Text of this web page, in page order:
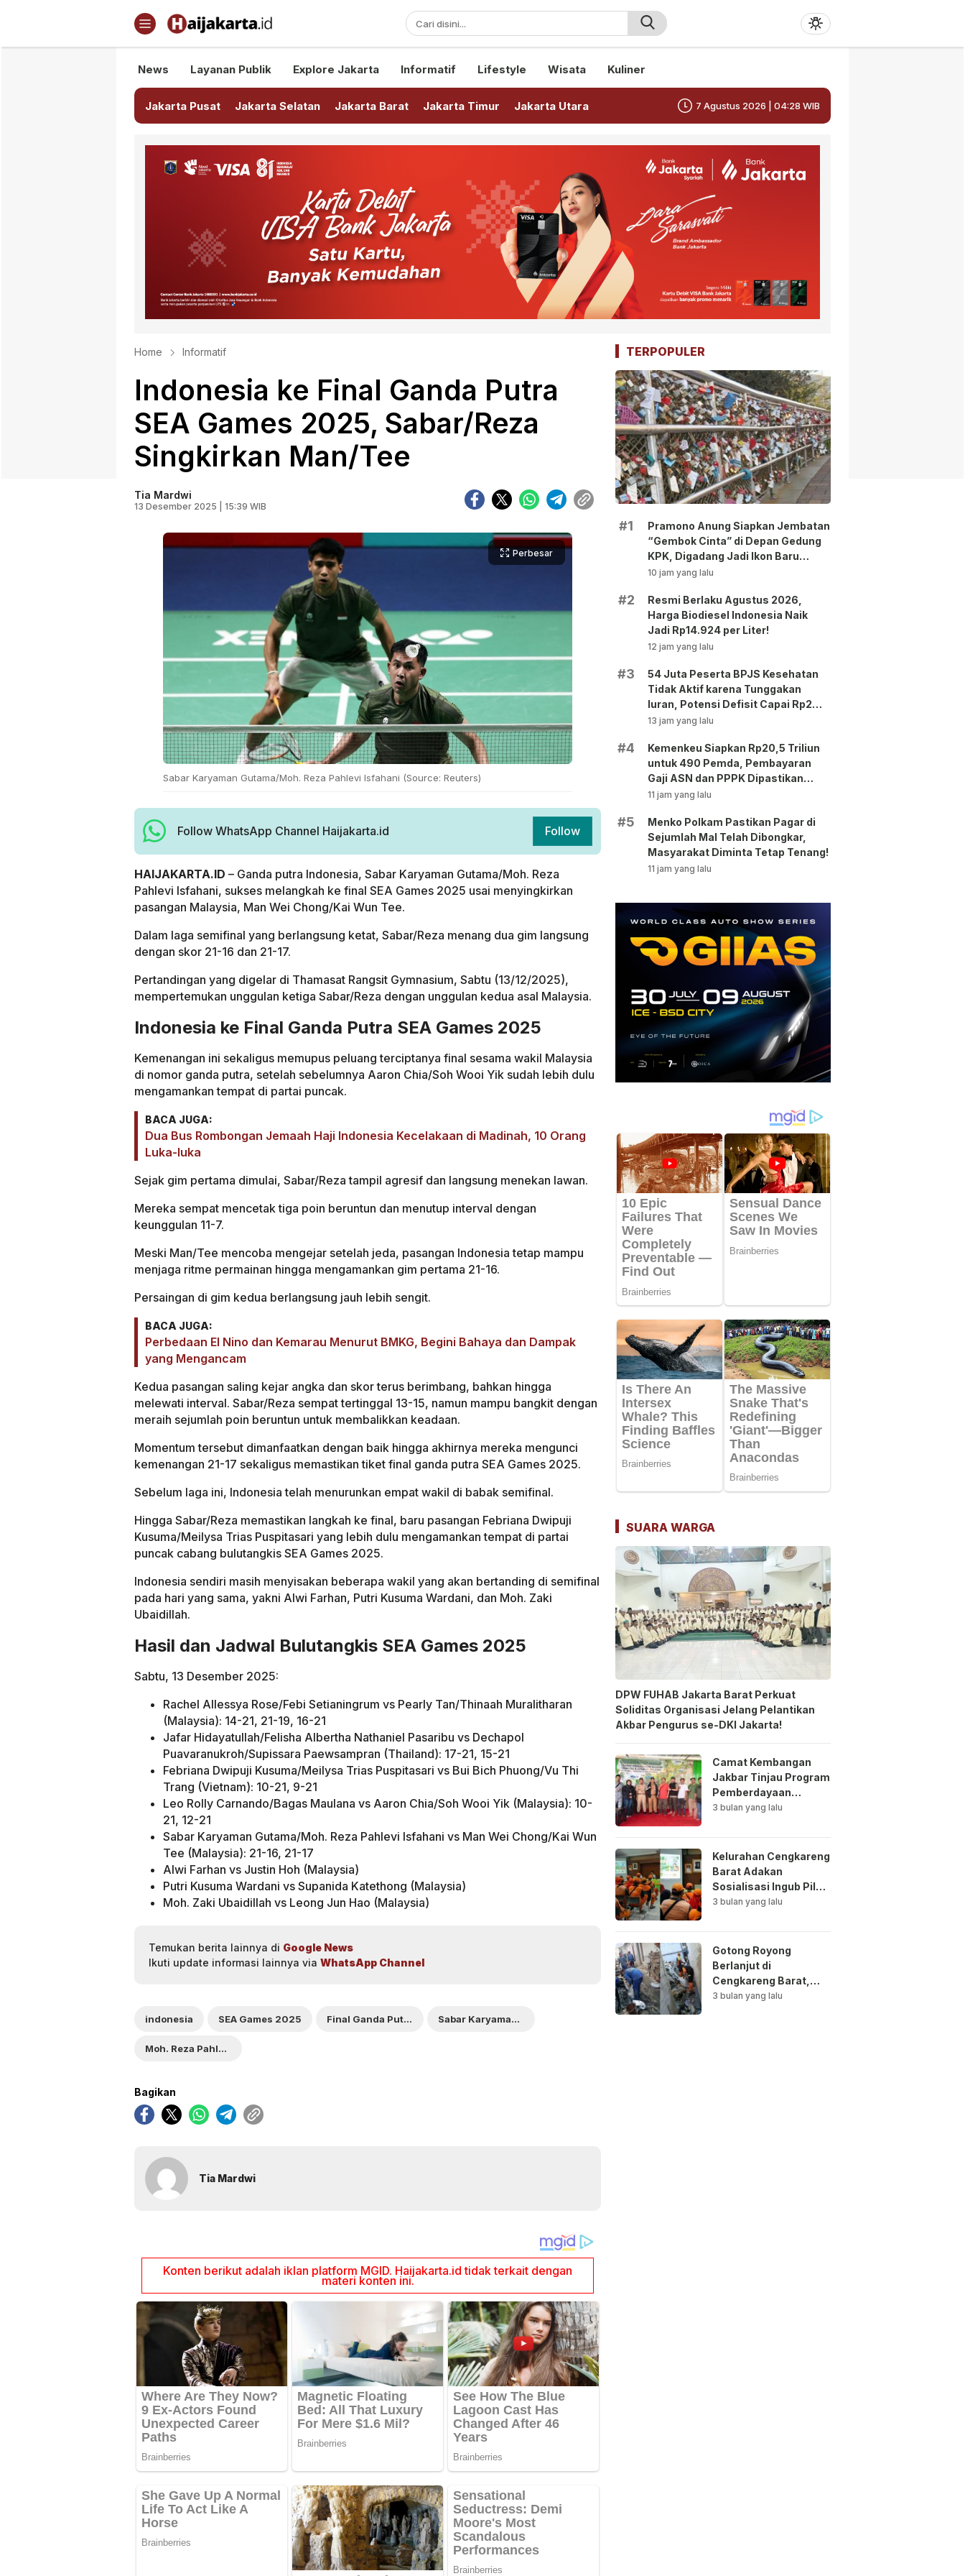
Haijakarta.id
Semua Tentang Jakarta Ada Disini!
News Layanan Publik Explore Jakarta Informatif Lifestyle Wisata Kuliner
Jakarta Pusat Jakarta Selatan Jakarta Barat Jakarta Timur Jakarta Utara 7 Agustus 2026 | 04:28 WIB
Home Informatif
Indonesia ke Final Ganda Putra
SEA Games 2025, Sabar/Reza
Singkirkan Man/Tee
Tia Mardwi
13 Desember 2025 | 15:39 WIB
Perbesar
Sabar Karyaman Gutama/Moh. Reza Pahlevi Isfahani (Source: Reuters)
Follow WhatsApp Channel Haijakarta.id Follow
HAIJAKARTA.ID – Ganda putra Indonesia, Sabar Karyaman Gutama/Moh. Reza
Pahlevi Isfahani, sukses melangkah ke final SEA Games 2025 usai menyingkirkan
pasangan Malaysia, Man Wei Chong/Kai Wun Tee.
Dalam laga semifinal yang berlangsung ketat, Sabar/Reza menang dua gim langsung
dengan skor 21-16 dan 21-17.
Pertandingan yang digelar di Thamasat Rangsit Gymnasium, Sabtu (13/12/2025),
mempertemukan unggulan ketiga Sabar/Reza dengan unggulan kedua asal Malaysia.
Indonesia ke Final Ganda Putra SEA Games 2025
Kemenangan ini sekaligus memupus peluang terciptanya final sesama wakil Malaysia
di nomor ganda putra, setelah sebelumnya Aaron Chia/Soh Wooi Yik sudah lebih dulu
mengamankan tempat di partai puncak.
BACA JUGA:
Dua Bus Rombongan Jemaah Haji Indonesia Kecelakaan di Madinah, 10 Orang
Luka-luka
Sejak gim pertama dimulai, Sabar/Reza tampil agresif dan langsung menekan lawan.
Mereka sempat mencetak tiga poin beruntun dan menutup interval dengan
keunggulan 11-7.
Meski Man/Tee mencoba mengejar setelah jeda, pasangan Indonesia tetap mampu
menjaga ritme permainan hingga mengamankan gim pertama 21-16.
Persaingan di gim kedua berlangsung jauh lebih sengit.
BACA JUGA:
Perbedaan El Nino dan Kemarau Menurut BMKG, Begini Bahaya dan Dampak
yang Mengancam
Kedua pasangan saling kejar angka dan skor terus berimbang, bahkan hingga
melewati interval. Sabar/Reza sempat tertinggal 13-15, namun mampu bangkit dengan
meraih sejumlah poin beruntun untuk membalikkan keadaan.
Momentum tersebut dimanfaatkan dengan baik hingga akhirnya mereka mengunci
kemenangan 21-17 sekaligus memastikan tiket final ganda putra SEA Games 2025.
Sebelum laga ini, Indonesia telah menurunkan empat wakil di babak semifinal.
Hingga Sabar/Reza memastikan langkah ke final, baru pasangan Febriana Dwipuji
Kusuma/Meilysa Trias Puspitasari yang lebih dulu mengamankan tempat di partai
puncak cabang bulutangkis SEA Games 2025.
Indonesia sendiri masih menyisakan beberapa wakil yang akan bertanding di semifinal
pada hari yang sama, yakni Alwi Farhan, Putri Kusuma Wardani, dan Moh. Zaki
Ubaidillah.
Hasil dan Jadwal Bulutangkis SEA Games 2025
Sabtu, 13 Desember 2025:
Rachel Allessya Rose/Febi Setianingrum vs Pearly Tan/Thinaah Muralitharan
(Malaysia): 14-21, 21-19, 16-21
Jafar Hidayatullah/Felisha Albertha Nathaniel Pasaribu vs Dechapol
Puavaranukroh/Supissara Paewsampran (Thailand): 17-21, 15-21
Febriana Dwipuji Kusuma/Meilysa Trias Puspitasari vs Bui Bich Phuong/Vu Thi
Trang (Vietnam): 10-21, 9-21
Leo Rolly Carnando/Bagas Maulana vs Aaron Chia/Soh Wooi Yik (Malaysia): 10-
21, 12-21
Sabar Karyaman Gutama/Moh. Reza Pahlevi Isfahani vs Man Wei Chong/Kai Wun
Tee (Malaysia): 21-16, 21-17
Alwi Farhan vs Justin Hoh (Malaysia)
Putri Kusuma Wardani vs Supanida Katethong (Malaysia)
Moh. Zaki Ubaidillah vs Leong Jun Hao (Malaysia)
Temukan berita lainnya di Google News
Ikuti update informasi lainnya via WhatsApp Channel
indonesia SEA Games 2025 Final Ganda Putra Sabar Karyaman Gutama
Moh. Reza Pahlevi Isfahani
Bagikan
Tia Mardwi
TERPOPULER
#1
Pramono Anung Siapkan Jembatan
“Gembok Cinta” di Depan Gedung
KPK, Digadang Jadi Ikon Baru
Jakarta!
10 jam yang lalu
#2
Resmi Berlaku Agustus 2026,
Harga Biodiesel Indonesia Naik
Jadi Rp14.924 per Liter!
12 jam yang lalu
#3
54 Juta Peserta BPJS Kesehatan
Tidak Aktif karena Tunggakan
Iuran, Potensi Defisit Capai Rp2
Triliun per Bulan!
13 jam yang lalu
#4
Kemenkeu Siapkan Rp20,5 Triliun
untuk 490 Pemda, Pembayaran
Gaji ASN dan PPPK Dipastikan
Tetap Berjalan!
11 jam yang lalu
#5
Menko Polkam Pastikan Pagar di
Sejumlah Mal Telah Dibongkar,
Masyarakat Diminta Tetap Tenang!
11 jam yang lalu
SUARA WARGA
DPW FUHAB Jakarta Barat Perkuat
Soliditas Organisasi Jelang Pelantikan
Akbar Pengurus se-DKI Jakarta!
Camat Kembangan
Jakbar Tinjau Program
Pemberdayaan
Lingkungan di Bale
3 bulan yang lalu
Kelurahan Cengkareng
Barat Adakan
Sosialisasi Ingub Pilah
Sampah Kepada PPSU
3 bulan yang lalu
Gotong Royong
Berlanjut di
Cengkareng Barat,
Saluran Air
3 bulan yang lalu